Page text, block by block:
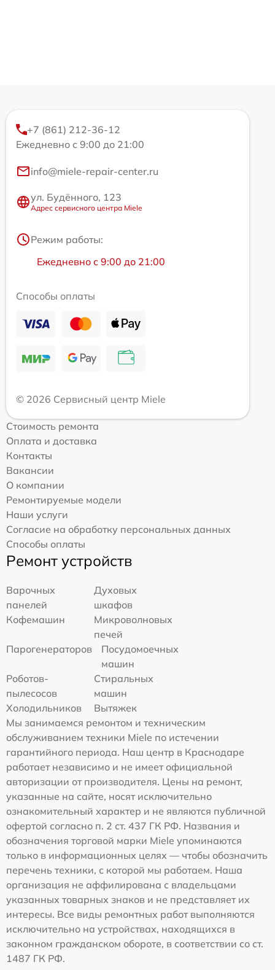
+7 (861) 212-36-12
Ежедневно с 9:00 до 21:00
info@miele-repair-center.ru
ул. Будённого, 123
Адрес сервисного центра Miele
Режим работы:
Ежедневно с 9:00 до 21:00
Способы оплаты
© 2026 Сервисный центр Miele
Стоимость ремонта
Оплата и доставка
Контакты
Вакансии
О компании
Ремонтируемые модели
Наши услуги
Согласие на обработку персональных данных
Способы оплаты
Ремонт устройств
Варочных
панелей
Духовых
шкафов
Кофемашин
Микроволновых
печей
Парогенераторов
Посудомоечных
машин
Роботов-
пылесосов
Стиральных
машин
Холодильников
Вытяжек
Мы занимаемся ремонтом и техническим
обслуживанием техники Miele по истечении
гарантийного периода. Наш центр в Краснодаре
работает независимо и не имеет официальной
авторизации от производителя. Цены на ремонт,
указанные на сайте, носят исключительно
ознакомительный характер и не являются публичной
офертой согласно п. 2 ст. 437 ГК РФ. Названия и
обозначения торговой марки Miele упоминаются
только в информационных целях — чтобы обозначить
перечень техники, с которой мы работаем. Наша
организация не аффилирована с владельцами
указанных товарных знаков и не представляет их
интересы. Все виды ремонтных работ выполняются
исключительно на устройствах, находящихся в
законном гражданском обороте, в соответствии со ст.
1487 ГК РФ.